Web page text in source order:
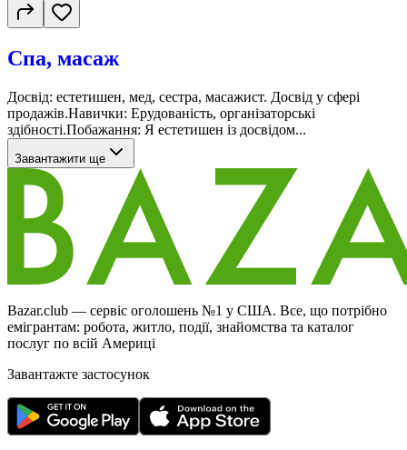
Спа, масаж
Досвід: естетишен, мед, сестра, масажист. Досвід у сфері
продажів.Навички: Ерудованість, організаторські
здібності.Побажання: Я естетишен із досвідом...
Завантажити ще
Bazar.club — сервіс оголошень №1 у США. Все, що потрібно
емігрантам: робота, житло, події, знайомства та каталог
послуг по всій Америці
Завантажте застосунок